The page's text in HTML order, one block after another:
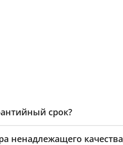
срок?
ненадлежащего качества